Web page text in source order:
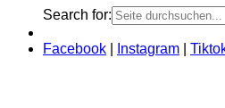
Search for:
Facebook Instagram